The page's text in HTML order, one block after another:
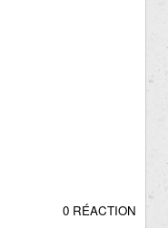
0 RÉACTION